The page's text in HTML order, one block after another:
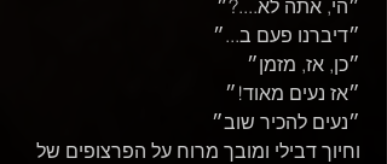
וחיוך דבילי ומובך מרוח על הפרצופים של